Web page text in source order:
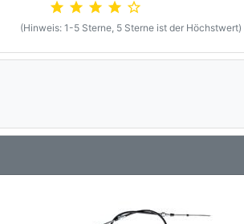
star star star star star_outline
(Hinweis: 1-5 Sterne, 5 Sterne ist der Höchstwert)